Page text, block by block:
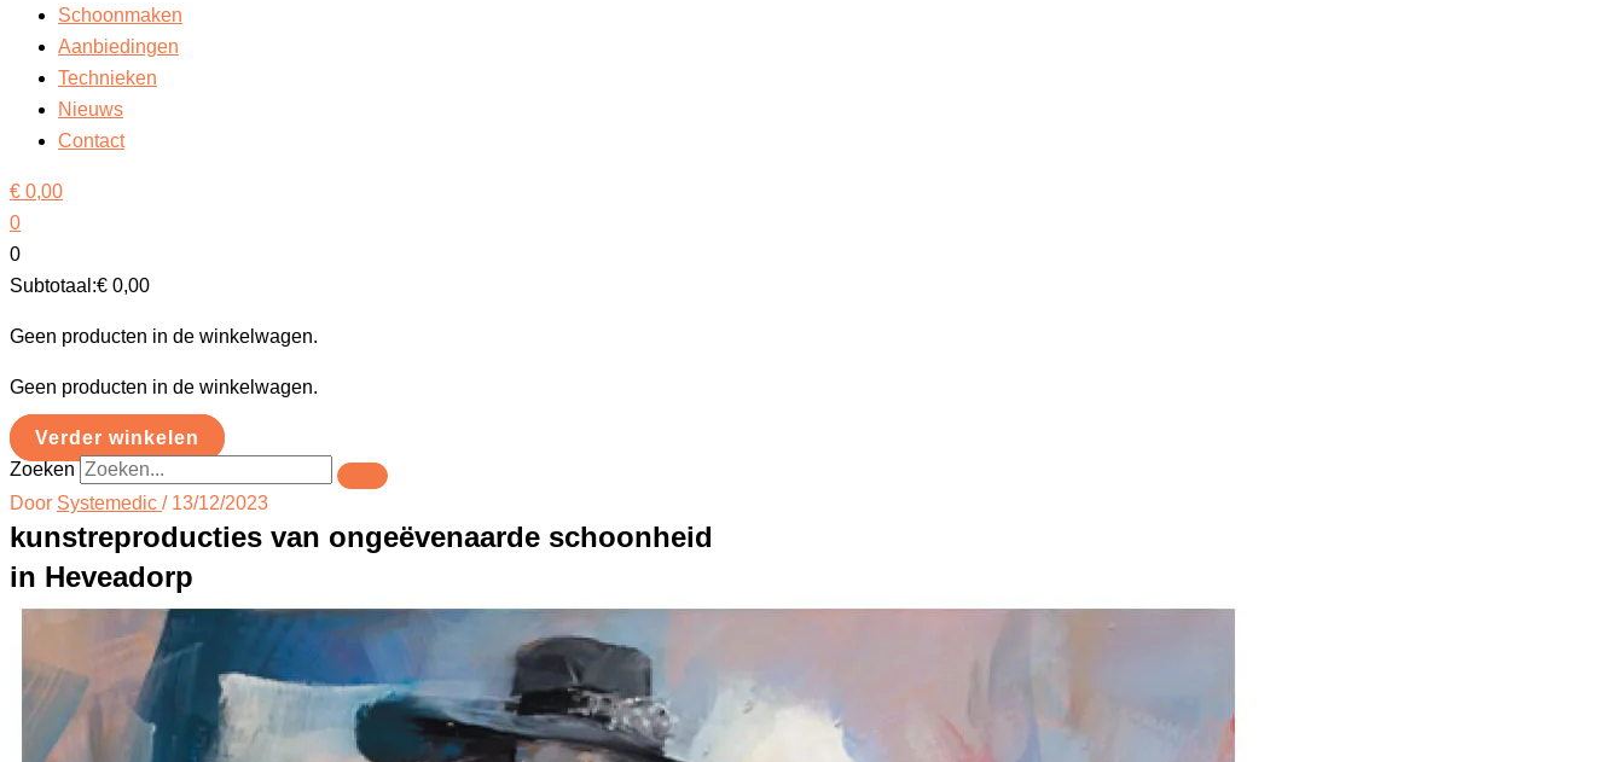
Schoonmaken
Aanbiedingen
Technieken
Nieuws
Contact
€ 0,00
0
0
Subtotaal:€ 0,00
Geen producten in de winkelwagen.
Geen producten in de winkelwagen.
Verder winkelen
Zoeken
Door Systemedic / 13/12/2023
kunstreproducties van ongeëvenaarde schoonheid
in Heveadorp